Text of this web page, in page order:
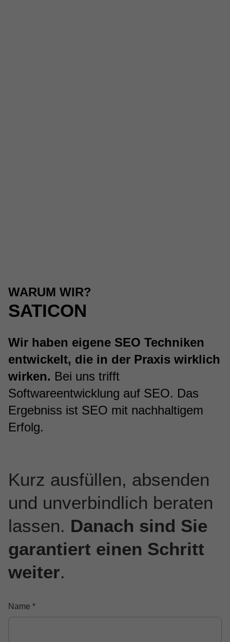
WARUM WIR?
SATICON
Wir haben eigene SEO Techniken
entwickelt, die in der Praxis wirklich
wirken. Bei uns trifft
Softwareentwicklung auf SEO. Das
Ergebniss ist SEO mit nachhaltigem
Erfolg.
Kurz ausfüllen, absenden
und unverbindlich beraten
lassen. Danach sind Sie
garantiert einen Schritt
weiter.
Name *